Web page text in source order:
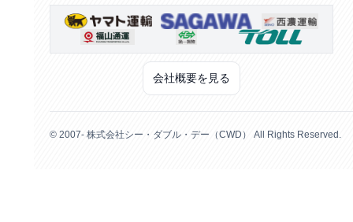
会社概要を見る
© 2007- 株式会社シー・ダブル・デー（CWD） All Rights Reserved.